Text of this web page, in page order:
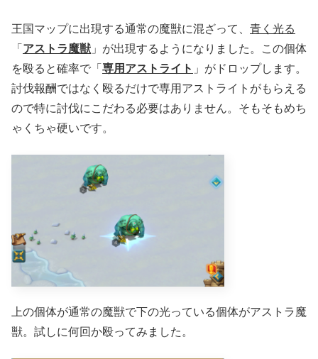
王国マップに出現する通常の魔獣に混ざって、 青く光る
「 アストラ魔獣 」が出現するようになりました。この個体
を殴ると確率で「 専用アストライト 」がドロップします。
討伐報酬ではなく殴るだけで専用アストライトがもらえる
ので特に討伐にこだわる必要はありません。そもそもめち
ゃくちゃ硬いです。
上の個体が通常の魔獣で下の光っている個体がアストラ魔
獣。試しに何回か殴ってみました。